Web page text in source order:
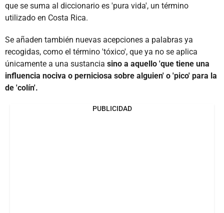
que se suma al diccionario es 'pura vida', un término
utilizado en Costa Rica.
Se añaden también nuevas acepciones a palabras ya
recogidas, como el término 'tóxico', que ya no se aplica
únicamente a una sustancia sino a aquello 'que tiene una
influencia nociva o perniciosa sobre alguien' o 'pico' para la
de 'colín'.
PUBLICIDAD